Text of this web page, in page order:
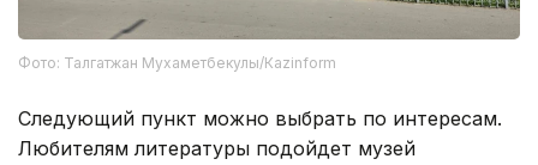
Фото: Талгатжан Мухаметбекулы/Кazinform
Следующий пункт можно выбрать по интересам.
Любителям литературы подойдет музей